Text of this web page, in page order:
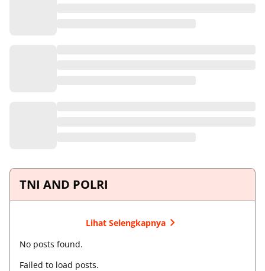
TNI AND POLRI
Lihat Selengkapnya
No posts found.
Failed to load posts.